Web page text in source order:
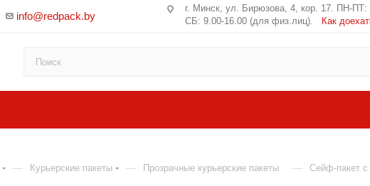
info@redpack.by
г. Минск, ул. Бирюзова, 4, кор. 17. ПН-ПТ:
СБ: 9.00-16.00 (для физ.лиц). Как
— Курьерские пакеты — Прозрачные курьерские пакеты — Сейф-пакет